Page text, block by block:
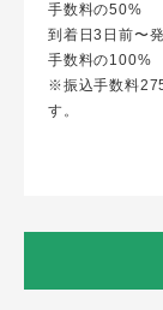
手数料の50%
到着日3日前〜
手数料の100%
※振込手数料
す。